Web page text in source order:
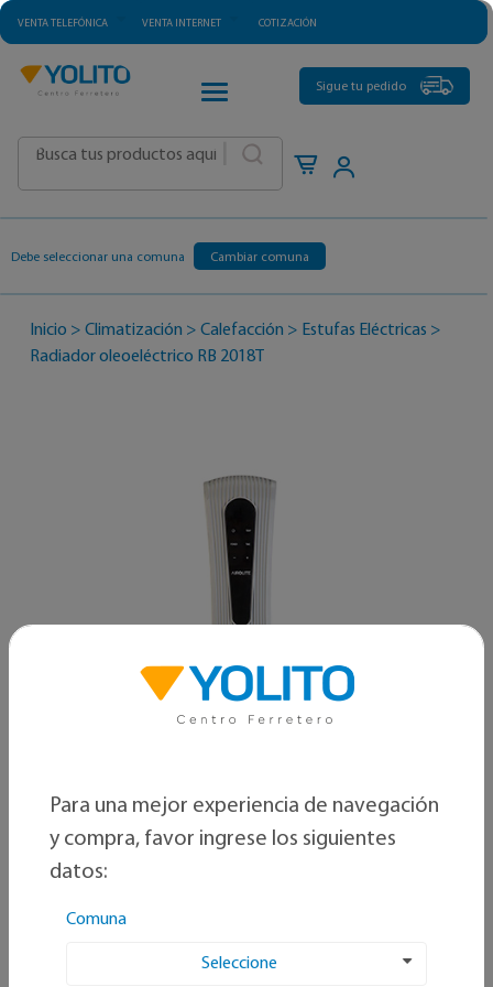
VENTA TELEFÓNICA VENTA INTERNET COTIZACIÓN
CATEGORÍAS
Sigue tu pedido
Debe seleccionar una comuna Cambiar comuna
Inicio > Climatización > Calefacción > Estufas Eléctricas >
Radiador oleoeléctrico RB 2018T
Para una mejor experiencia de navegación
y compra, favor ingrese los siguientes
datos:
Comuna
Seleccione